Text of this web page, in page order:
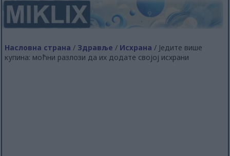
Насловна страна / Здравље / Исхрана / Једите више
купина: моћни разлози да их додате својој исхрани